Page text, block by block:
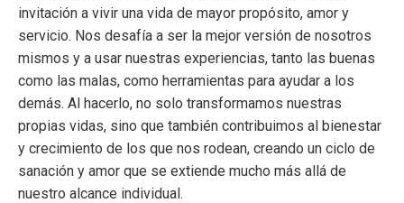
invitación a vivir una vida de mayor propósito, amor y
servicio. Nos desafía a ser la mejor versión de nosotros
mismos y a usar nuestras experiencias, tanto las buenas
como las malas, como herramientas para ayudar a los
demás. Al hacerlo, no solo transformamos nuestras
propias vidas, sino que también contribuimos al bienestar
y crecimiento de los que nos rodean, creando un ciclo de
sanación y amor que se extiende mucho más allá de
nuestro alcance individual.